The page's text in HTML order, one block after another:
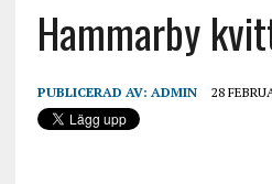
Hammarby
PUBLICERAD AV: ADMIN 28